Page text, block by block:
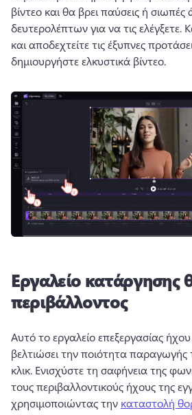
βίντεο και θα βρει παύσεις ή
δευτερολέπτων για να τις ελέγξετε.
και αποδεχτείτε τις έξυπνες
δημιουργήστε ελκυστικά βίντεο.
Εργαλείο κατάργησης
περιβάλλοντος
Αυτό το εργαλείο επεξεργασίας
βελτιώσει την ποιότητα παραγωγής
κλικ. Ενισχύστε τη σαφήνεια της
τους περιβαλλοντικούς ήχους της
χρησιμοποιώντας την καταστολή